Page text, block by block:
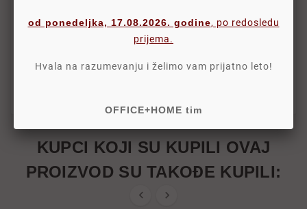
Detalji
KUPCI KOJI SU KUPILI OVAJ
PROIZVOD SU TAKOĐE KUPILI:
 
od ponedeljka, 17.08.2026. godine, po redosledu
prijema.
Hvala na razumevanju i želimo vam prijatno leto!
OFFICE+HOME tim